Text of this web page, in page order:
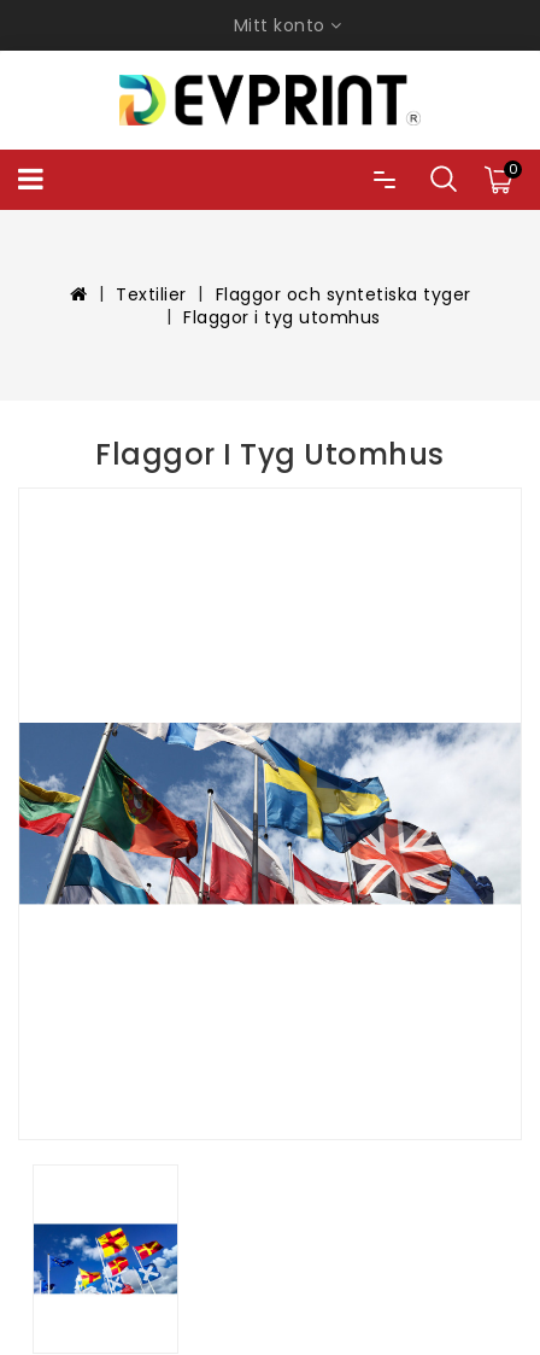
Mitt konto
0
Textilier
Flaggor och syntetiska tyger
Flaggor i tyg utomhus
Flaggor I Tyg Utomhus